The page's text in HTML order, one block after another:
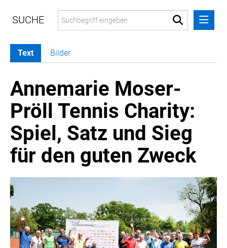
MELDUNGEN
COCA-COLA
RÖMERQUELLE
ÖSTERREICHISCHE SPORTHILFE
KESCH
BARFLY'S CLUB
SPORTS MEDIA AUSTRIA
CULINARIUS
RECYCLEMICH-INITIATIVE
VIER HOCH VIER
ALFIES
Text Bilder
Annemarie Moser-
Pröll Tennis Charity:
Spiel, Satz und Sieg
für den guten Zweck